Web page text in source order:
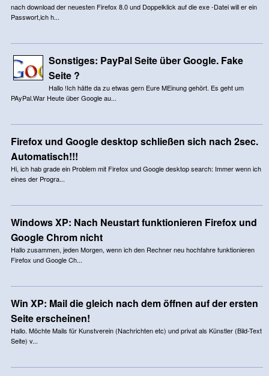
nach download der neuesten Firefox 8.0 und Doppelklick auf die exe -Datei will er ein
Passwort,ich h...
Sonstiges: PayPal Seite über Google. Fake
Seite ?
Hallo !Ich hätte da zu etwas gern Eure MEinung gehört. Es geht um
PAyPal.War Heute über Google au...
Firefox und Google desktop schließen sich nach 2sec.
Automatisch!!!
Hi, ich hab grade ein Problem mit Firefox und Google desktop search: Immer wenn ich
eines der Progra...
Windows XP: Nach Neustart funktionieren Firefox und
Google Chrom nicht
Hallo zusammen, jeden Morgen, wenn ich den Rechner neu hochfahre funktionieren
Firefox und Google Ch...
Win XP: Mail die gleich nach dem öffnen auf der ersten
Seite erscheinen!
Hallo. Möchte Mails für Kunstverein (Nachrichten etc) und privat als Künstler (Bild-Text
Seite) v...